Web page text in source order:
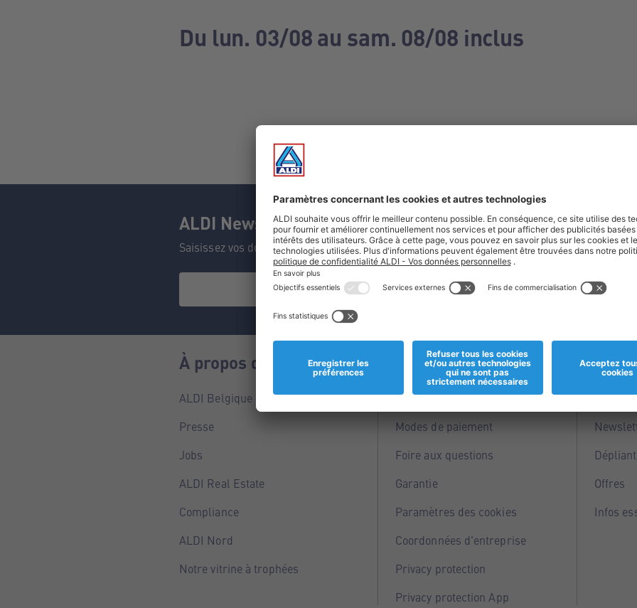
Du lun. 03/08 au sam. 08/08 inclus
ALDI Newsletter
Saisissez vos données et ne manquez aucune de nos offres.
À propos de nous
ALDI Belgique
Presse
Jobs
ALDI Real Estate
Compliance
ALDI Nord
Notre vitrine à trophées
Informations
Magasins
Modes de paiement
Foire aux questions
Garantie
Paramètres des cookies
Coordonnées d'entreprise
Privacy protection
Privacy protection App
Points
Offres
Infos